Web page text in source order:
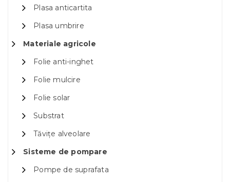
Plasa anticartita
Plasa umbrire
Materiale agricole
Folie anti-inghet
Folie mulcire
Folie solar
Substrat
Tăvițe alveolare
Sisteme de pompare
Pompe de suprafata